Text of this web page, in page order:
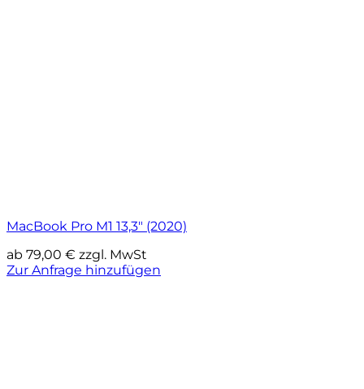
MacBook Pro M1 13,3″ (2020)
ab 79,00 € zzgl. MwSt
Zur Anfrage hinzufügen